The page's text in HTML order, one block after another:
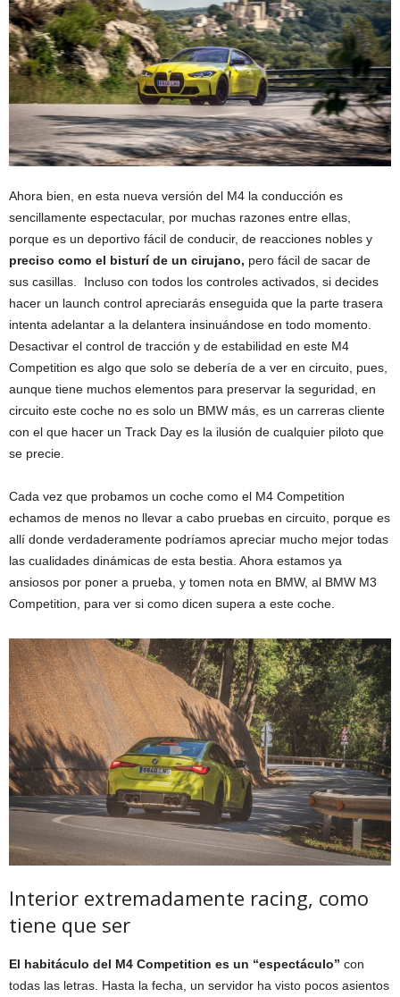
Ahora bien, en esta nueva versión del M4 la conducción es
sencillamente espectacular, por muchas razones entre ellas,
porque es un deportivo fácil de conducir, de reacciones nobles y
preciso como el bisturí de un cirujano, pero fácil de sacar de
sus casillas. Incluso con todos los controles activados, si decides
hacer un launch control apreciarás enseguida que la parte trasera
intenta adelantar a la delantera insinuándose en todo momento.
Desactivar el control de tracción y de estabilidad en este M4
Competition es algo que solo se debería de a ver en circuito, pues,
aunque tiene muchos elementos para preservar la seguridad, en
circuito este coche no es solo un BMW más, es un carreras cliente
con el que hacer un Track Day es la ilusión de cualquier piloto que
se precie.
Cada vez que probamos un coche como el M4 Competition
echamos de menos no llevar a cabo pruebas en circuito, porque es
allí donde verdaderamente podríamos apreciar mucho mejor todas
las cualidades dinámicas de esta bestia. Ahora estamos ya
ansiosos por poner a prueba, y tomen nota en BMW, al BMW M3
Competition, para ver si como dicen supera a este coche.
Interior extremadamente racing, como
tiene que ser
El habitáculo del M4 Competition es un “espectáculo” con
todas las letras. Hasta la fecha, un servidor ha visto pocos asientos